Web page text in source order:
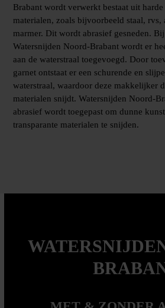
Brabant wordt verwerkt bestaat uit
materialen, zoals bijvoorbeeld staal,
marmer. Dit wordt abrasief gesneden.
Watersnijden Noord-Brabant wordt er
aan de waterstraal toegevoegd. Door
garnet ontstaat er een schurende en
waterstraal, waardoor deze makkelijker
materialen snijdt. Watersnijden Noord-
abrasief wordt toegepast om dunne
transparante materialen te snijden.